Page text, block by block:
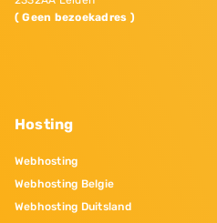
( Geen bezoekadres )
Hosting
Webhosting
Webhosting Belgie
Webhosting Duitsland